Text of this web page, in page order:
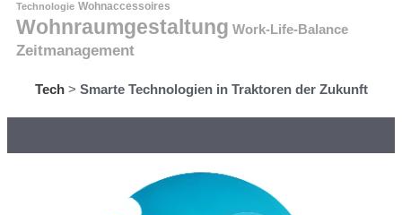
Technologie Wohnaccessoires
Wohnraumgestaltung Work-Life-Balance
Zeitmanagement
Tech> Smarte Technologien in Traktoren der Zukunft